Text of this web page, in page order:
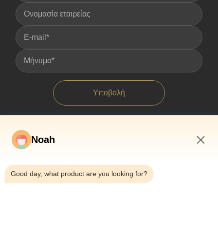
Υποβολή
Noah
Good day, what product are you looking for?